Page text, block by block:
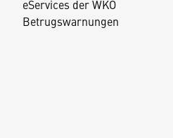
eServices der WKO
Betrugswarnungen